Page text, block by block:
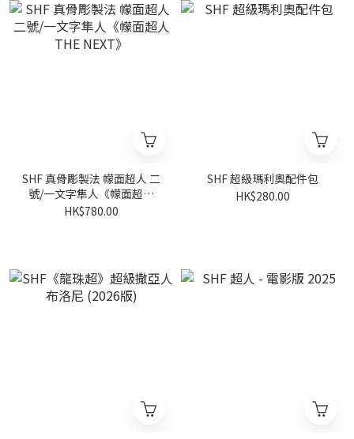
SHF 真骨彫製法 幪面超人 二
號/一文字隼人《幪面超人
THE NEXT》
HK$780.00
SHF 超級瑪利奧配件包
HK$280.00